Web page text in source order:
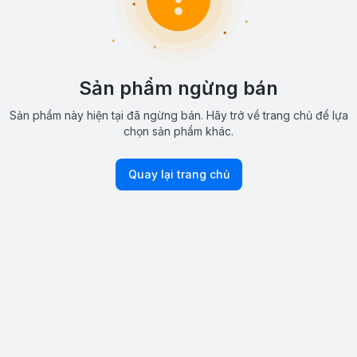
Sản phẩm ngừng bán
Sản phẩm này hiện tại đã ngừng bán. Hãy trở về trang chủ để lựa
chọn sản phẩm khác.
Quay lại trang chủ